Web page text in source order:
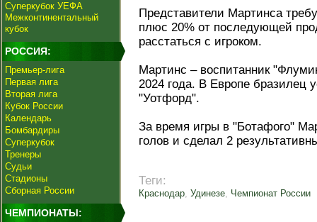
Суперкубок УЕФА
Межконтинентальный
кубок
РОССИЯ:
Премьер-лига
Первая лига
Вторая лига
Кубок России
Календарь
Бомбардиры
Суперкубок
Тренеры
Судьи
Стадионы
Сборная России
ЧЕМПИОНАТЫ:
Представители Мартинса
плюс 20% от последующей
расстаться с игроком.
Мартинс – воспитанник
2024 года. В Европе бразилец
"Уотфорд".
За время игры в "Ботафого"
голов и сделал 2
Теги:
Краснодар, Удинезе, Чемпионат России